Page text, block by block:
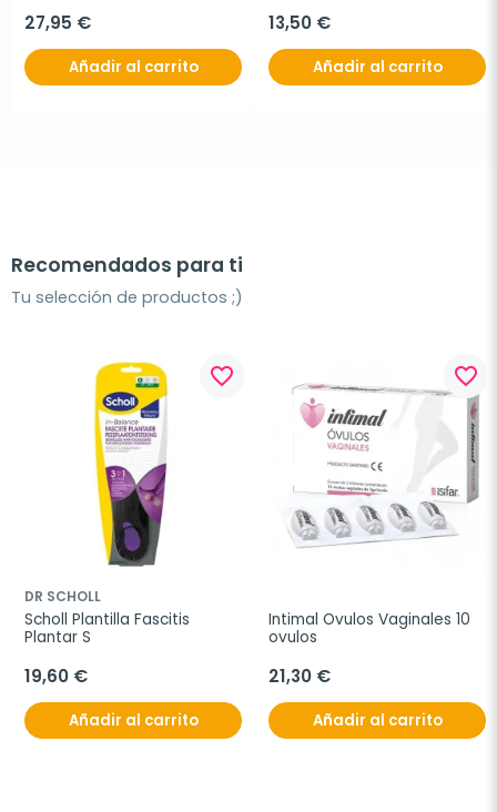
27,95 €
Añadir al carrito
13,50 €
Añadir al carrito
Recomendados para ti
Tu selección de productos ;)
favorite_border
DR SCHOLL
Scholl Plantilla Fascitis
Plantar S
19,60 €
Añadir al carrito
favorite_border
Intimal Ovulos Vaginales 10
ovulos
21,30 €
Añadir al carrito